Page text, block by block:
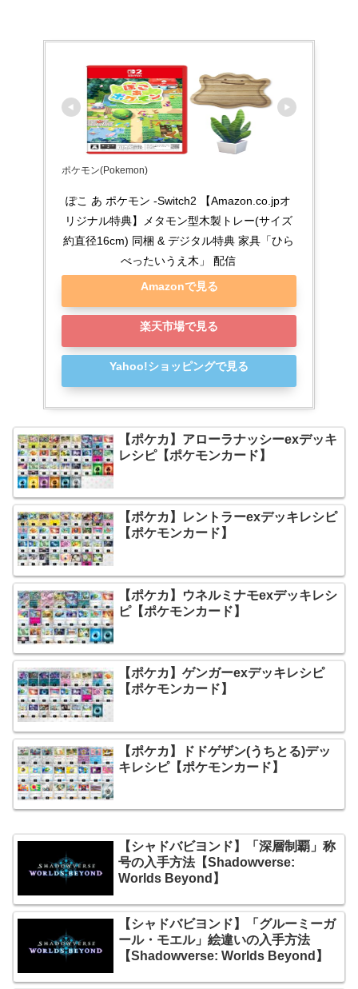
ポケモン(Pokemon)
ぽこ あ ポケモン -Switch2 【Amazon.co.jpオ
リジナル特典】メタモン型木製トレー(サイズ
約直径16cm) 同梱 & デジタル特典 家具「ひら
べったいうえ木」 配信
Amazonで見る
楽天市場で見る
Yahoo!ショッピングで見る
【ポケカ】アローラナッシーexデッキ
レシピ【ポケモンカード】
【ポケカ】レントラーexデッキレシピ
【ポケモンカード】
【ポケカ】ウネルミナモexデッキレシ
ピ【ポケモンカード】
【ポケカ】ゲンガーexデッキレシピ
【ポケモンカード】
【ポケカ】ドドゲザン(うちとる)デッ
キレシピ【ポケモンカード】
【シャドバビヨンド】「深層制覇」称
号の入手方法【Shadowverse:
Worlds Beyond】
【シャドバビヨンド】「グルーミーガ
ール・モエル」絵違いの入手方法
【Shadowverse: Worlds Beyond】